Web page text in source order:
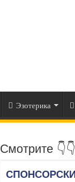
Эзотерика
Смотрите 👇👇